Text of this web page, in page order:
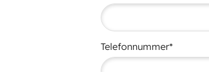
Telefonnummer*